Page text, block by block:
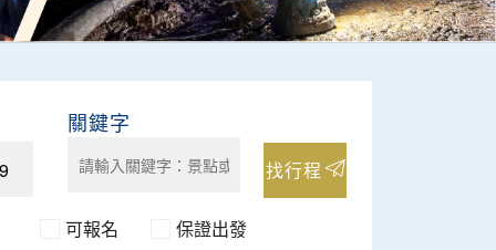
可報名 保證出發
找行程